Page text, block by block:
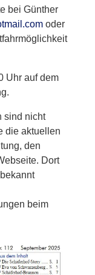
bei Günther
oder
Uhr auf dem
sind nicht
die aktuellen
den
Dort
beim